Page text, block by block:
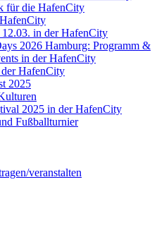
für die HafenCity
in der HafenCity
2026 Hamburg: Programm &
in der HafenCity
HafenCity
2025
2025 in der HafenCity
Fußballturnier
veranstalten